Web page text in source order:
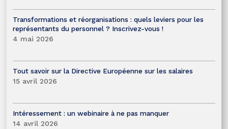
Transformations et réorganisations : quels leviers pour les
représentants du personnel ? Inscrivez-vous !
4 mai 2026
Tout savoir sur la Directive Européenne sur les salaires
15 avril 2026
Intéressement : un webinaire à ne pas manquer
14 avril 2026